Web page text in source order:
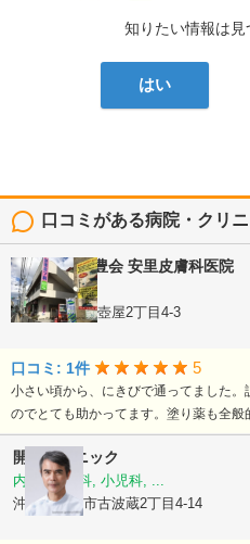
知りたい情報は
はい
口コミがある病院・クリ
医療法人 学豊会 安里皮膚科医院
皮膚科
沖縄県那覇市壺屋2丁目4-3
口コミ: 1件 5
小さい頃から、にきびで通ってました
のでとても助かってます。塗り薬も全般
開邦クリニック
内科, 胃腸科, 小児科, ...
沖縄県那覇市古波蔵2丁目4-14